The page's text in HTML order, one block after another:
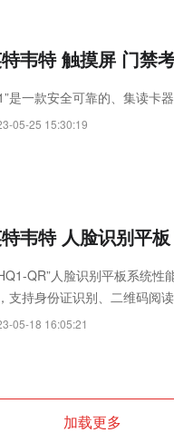
韦特 触摸屏 门禁
是一款安全可靠的、集读卡
05-25 15:30:19
韦特 人脸识别平
QR”人脸识别平板系统
支持身份证识别、二维码阅
所。
05-18 16:05:21
加载更多